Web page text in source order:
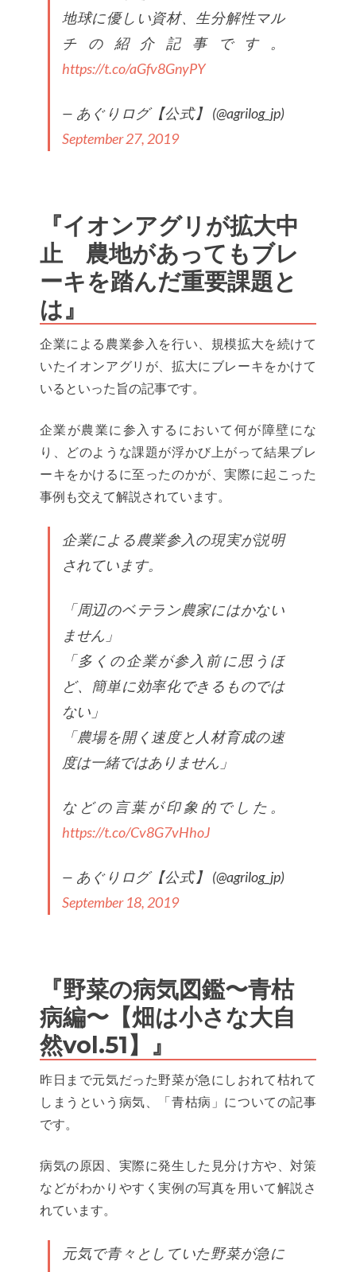
地球に優しい資材、生分解性マル
チの紹介記事です。
https://t.co/aGfv8GnyPY
— あぐりログ【公式】 (@agrilog_jp)
September 27, 2019
『イオンアグリが拡大中
止 農地があってもブレ
ーキを踏んだ重要課題と
は』
企業による農業参入を行い、規模拡大を続けて
いたイオンアグリが、拡大にブレーキをかけて
いるといった旨の記事です。
企業が農業に参入するにおいて何が障壁にな
り、どのような課題が浮かび上がって結果ブレ
ーキをかけるに至ったのかが、実際に起こった
事例も交えて解説されています。
企業による農業参入の現実が説明
されています。
「周辺のベテラン農家にはかない
ません」
「多くの企業が参入前に思うほ
ど、簡単に効率化できるものでは
ない」
「農場を開く速度と人材育成の速
度は一緒ではありません」
などの言葉が印象的でした。
https://t.co/Cv8G7vHhoJ
— あぐりログ【公式】 (@agrilog_jp)
September 18, 2019
『野菜の病気図鑑〜青枯
病編〜【畑は小さな大自
然vol.51】』
昨日まで元気だった野菜が急にしおれて枯れて
しまうという病気、「青枯病」についての記事
です。
病気の原因、実際に発生した見分け方や、対策
などがわかりやすく実例の写真を用いて解説さ
れています。
元気で青々としていた野菜が急に